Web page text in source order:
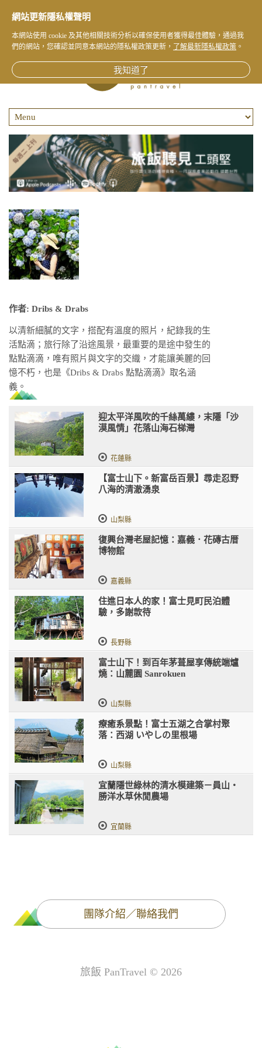
作者: Dribs & Drabs
以清新細膩的文字，搭配有溫度的照片，紀錄我的生
活點滴；旅行除了沿途風景，最重要的是途中發生的
點點滴滴，唯有照片與文字的交織，才能讓美麗的回
憶不朽，也是《Dribs & Drabs 點點滴滴》取名涵
義。
迎太平洋風吹的千絲萬縷，末隱「沙
漠風情」花落山海石梯灣
花蓮縣
【富士山下。新富岳百景】尋走忍野
八海的清澈湧泉
山梨縣
復興台灣老屋記憶：嘉義．花磚古厝
博物館
嘉義縣
住進日本人的家！富士見町民泊體
驗，多謝款待
長野縣
富士山下！到百年茅葺屋享傳統端爐
燒：山麓園 Sanrokuen
山梨縣
療癒系景點！富士五湖之合掌村聚
落：西湖 いやしの里根場
山梨縣
宜蘭隱世綠林的清水模建築－員山・
勝洋水草休閒農場
宜蘭縣
團隊介紹／聯絡我們
旅飯 PanTravel © 2026
網站更新隱私權聲明
本網站使用 cookie 及其他相關技術分析以確保使用者獲得最佳體驗，通過我
們的網站，您確認並同意本網站的隱私權政策更新，
了解最新隱私權政策 。
我知道了